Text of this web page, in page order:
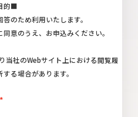
的■
のため利用いたします。
同意のうえ、お申込みください。
当社のWebサイト上における閲覧履
る場合があります。